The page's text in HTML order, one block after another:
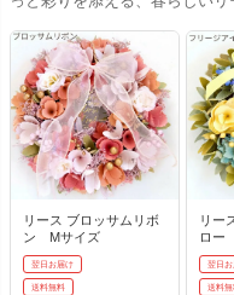
リース ブロッサムリボ
ン Mサイズ
翌日お届け
送料無料
リー
ロー
翌日お
送料無